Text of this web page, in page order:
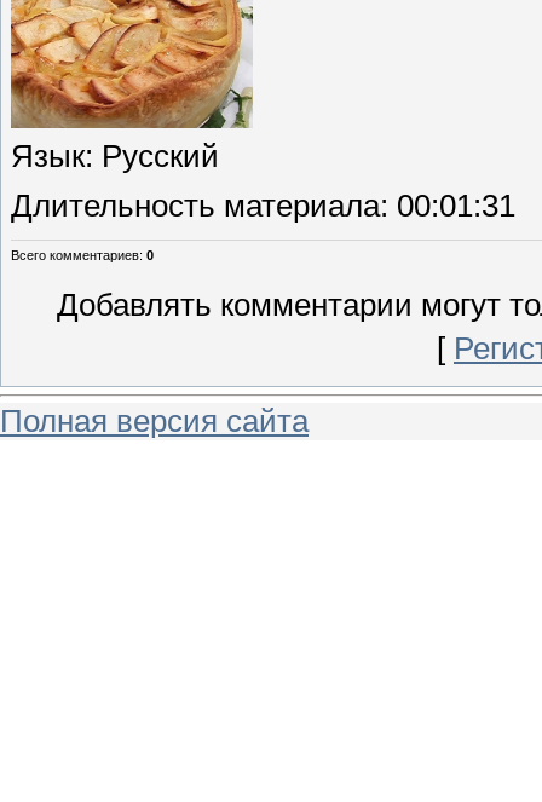
Язык: Русский
Длительность материала: 00:01:31
Всего комментариев: 0
Добавлять комментарии могут
[
Полная версия сайта